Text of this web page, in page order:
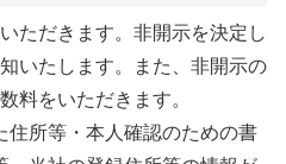
ただきます。非開示を決定し
いたします。また、非開示の
料をいただきます。
住所等・本人確認のための書